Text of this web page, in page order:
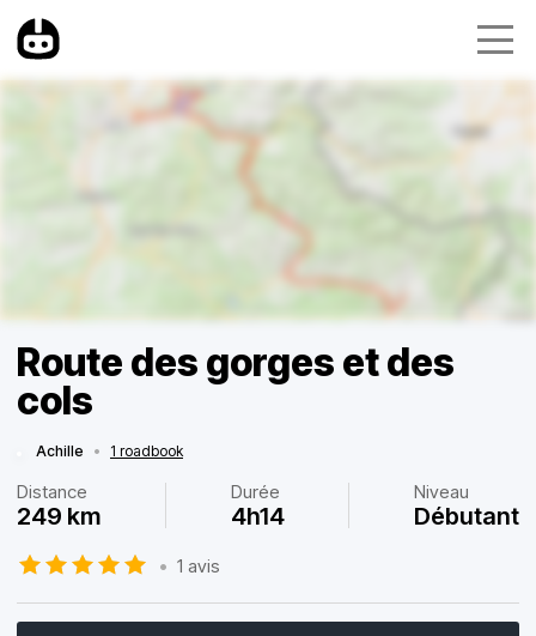
Route des gorges et des
cols
Achille • 1 roadbook
Distance
249 km
Durée
4h14
Niveau
Débutant
• 1 avis